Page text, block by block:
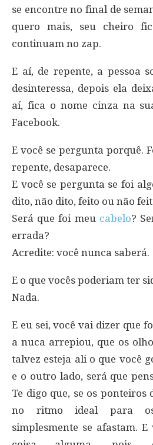
se encontre no final de
quero mais, seu cheiro
continuam no zap.
E aí, de repente, a pessoa
desinteressa, depois ela
aí, fica o nome cinza na
Facebook.
E você se pergunta porquê.
repente, desaparece.
E você se pergunta se foi
dito, não dito, feito ou não
Será que foi meu cabelo?
errada?
Acredite: você nunca saberá.
E o que vocês poderiam ter
Nada.
E eu sei, você vai dizer que
a nuca arrepiou, que os
talvez esteja ali o que você
e o outro lado, será que
Te digo que, se os
no ritmo ideal para
simplesmente se afastam.